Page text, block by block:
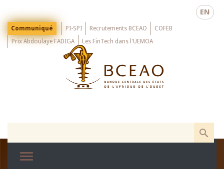
main
EN
Menu
Top
Communiqué PI-SPI Recrutements BCEAO
COFEB
Prix Abdoulaye FADIGA
Les FinTech dans l'UEMOA